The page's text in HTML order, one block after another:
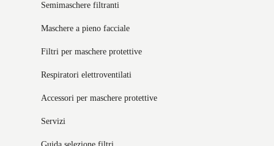
Semimaschere filtranti
Maschere a pieno facciale
Filtri per maschere protettive
Respiratori elettroventilati
Accessori per maschere protettive
Servizi